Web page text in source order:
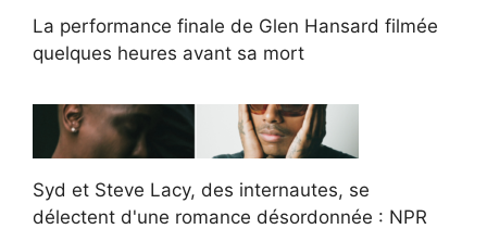
La performance finale de Glen Hansard filmée
quelques heures avant sa mort
Syd et Steve Lacy, des internautes, se
délectent d'une romance désordonnée : NPR